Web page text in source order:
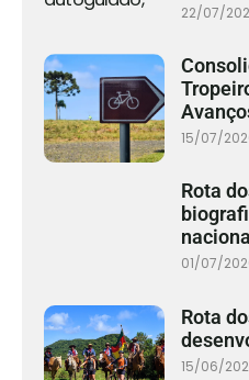
22/07/
15/07/
Rota
nacional
01/07/
Rota
15/06/